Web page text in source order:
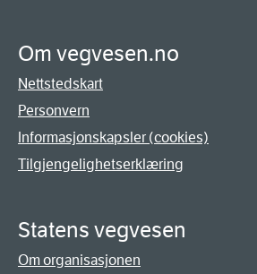
Om vegvesen.no
Nettstedskart
Personvern
Informasjonskapsler (cookies)
Tilgjengelighetserklæring
Statens vegvesen
Om organisasjonen